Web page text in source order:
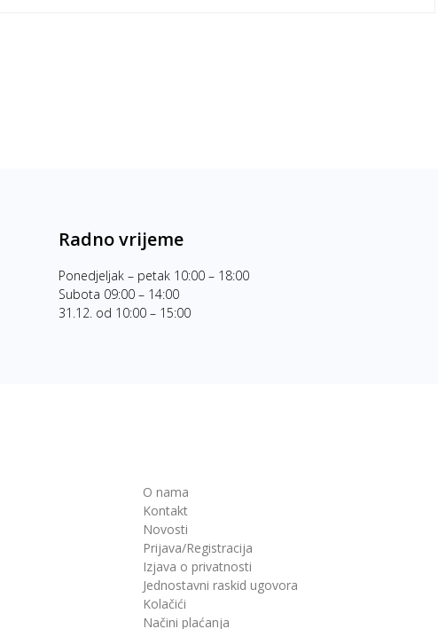
Radno vrijeme
Ponedjeljak – petak 10:00 – 18:00
Subota 09:00 – 14:00
31.12. od 10:00 – 15:00
O nama
Kontakt
Novosti
Prijava/Registracija
Izjava o privatnosti
Jednostavni raskid ugovora
Kolačići
Načini plaćanja